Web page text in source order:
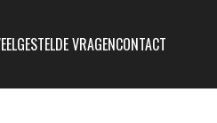
VRAGENCONTACT